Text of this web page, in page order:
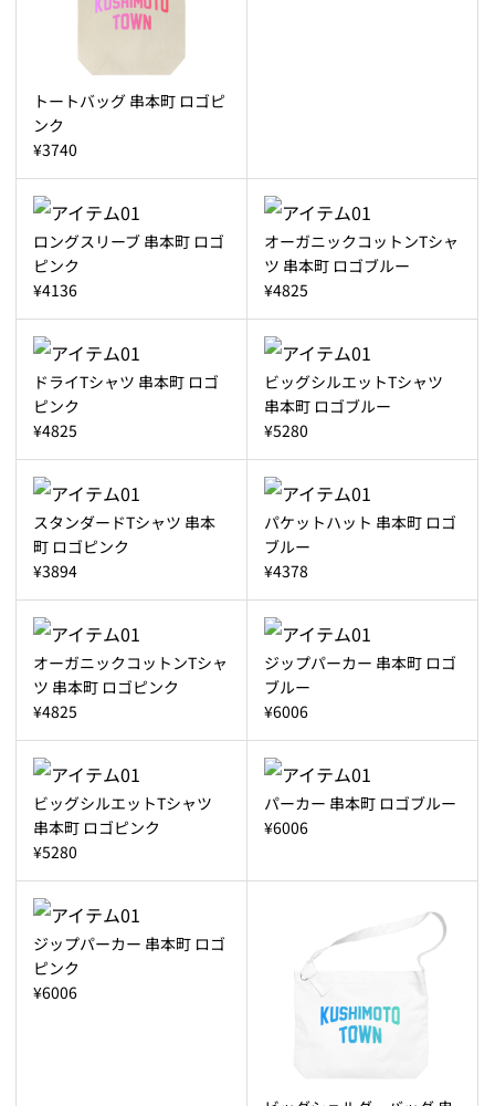
トートバッグ 串本町 ロゴピ
ンク
¥3740
ロングスリーブ 串本町 ロゴ
ピンク
¥4136
オーガニックコットンTシャ
ツ 串本町 ロゴブルー
¥4825
ドライTシャツ 串本町 ロゴ
ピンク
¥4825
ビッグシルエットTシャツ
串本町 ロゴブルー
¥5280
スタンダードTシャツ 串本
町 ロゴピンク
¥3894
パケットハット 串本町 ロゴ
ブルー
¥4378
オーガニックコットンTシャ
ツ 串本町 ロゴピンク
¥4825
ジップパーカー 串本町 ロゴ
ブルー
¥6006
ビッグシルエットTシャツ
串本町 ロゴピンク
¥5280
パーカー 串本町 ロゴブルー
¥6006
ジップパーカー 串本町 ロゴ
ピンク
¥6006